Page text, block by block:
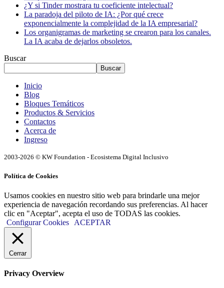
¿Y si Tinder mostrara tu coeficiente intelectual?
La paradoja del piloto de IA: ¿Por qué crece
exponencialmente la complejidad de la IA empresarial?
Los organigramas de marketing se crearon para los canales.
La IA acaba de dejarlos obsoletos.
Buscar
Buscar
Inicio
Blog
Bloques Temáticos
Productos & Servicios
Contactos
Acerca de
Ingreso
2003-2026 © KW Foundation - Ecosistema Digital Inclusivo
Política de Cookies
Usamos cookies en nuestro sitio web para brindarle una mejor
experiencia de navegación recordando sus preferencias. Al hacer
clic en "Aceptar", acepta el uso de TODAS las cookies.
Configurar Cookies
ACEPTAR
Cerrar
Privacy Overview